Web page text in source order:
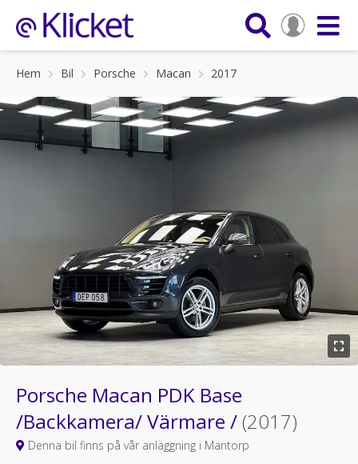
Hem Bil Porsche Macan 2017
Porsche Macan PDK Base
/Backkamera/ Värmare /(2017)
Denna bil finns på vår anläggning i Mantorp